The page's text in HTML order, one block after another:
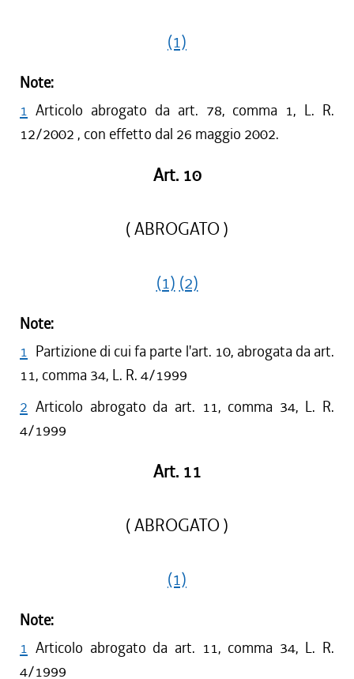
(1)
Note:
1 Articolo abrogato da art. 78, comma 1, L. R.
12/2002 , con effetto dal 26 maggio 2002.
Art. 10
( ABROGATO )
(1) (2)
Note:
1 Partizione di cui fa parte l'art. 10, abrogata da art.
11, comma 34, L. R. 4/1999
2 Articolo abrogato da art. 11, comma 34, L. R.
4/1999
Art. 11
( ABROGATO )
(1)
Note:
1 Articolo abrogato da art. 11, comma 34, L. R.
4/1999